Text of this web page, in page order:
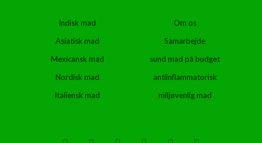
Indisk mad
Asiatisk mad
Mexicansk mad
Nordisk mad
Italiensk mad
Om os
Samarbejde
sund mad på budget
antiinflammatorisk
miljøvenlig mad
i
c
i
u
n
d